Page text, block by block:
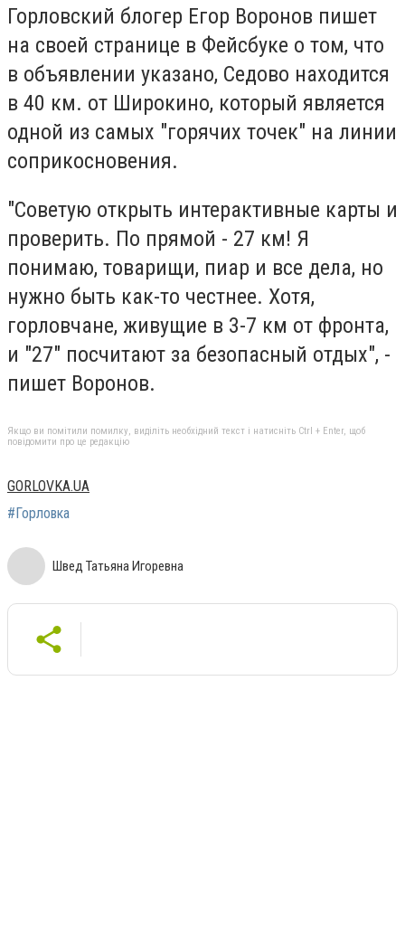
Горловский блогер Егор Воронов пишет
на своей странице в Фейсбуке о том, что
в объявлении указано, Седово находится
в 40 км. от Широкино, который является
одной из самых "горячих точек" на линии
соприкосновения.
"Советую открыть интерактивные карты и
проверить. По прямой - 27 км! Я
понимаю, товарищи, пиар и все дела, но
нужно быть как-то честнее. Хотя,
горловчане, живущие в 3-7 км от фронта,
и "27" посчитают за безопасный отдых", -
пишет Воронов.
Якщо ви помітили помилку, виділіть необхідний текст і натисніть Ctrl + Enter, щоб
повідомити про це редакцію
GORLOVKA.UA
#Горловка
Швед Татьяна Игоревна